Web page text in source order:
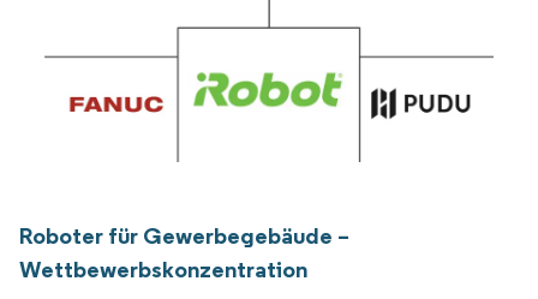
Roboter für Gewerbegebäude –
Wettbewerbskonzentration